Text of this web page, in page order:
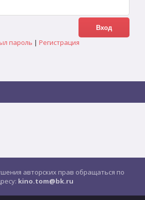
пароль | Регистрация
авторских прав обращаться по
kino.tom@bk.ru